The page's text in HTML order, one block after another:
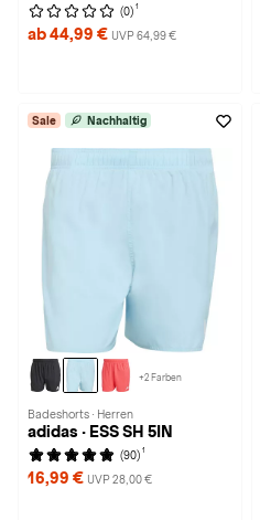
(0) 1
ab 44,99 € UVP 64,99 €
Sale Nachhaltig
+2 Farben
Badeshorts · Herren
adidas · ESS SH 5IN
(90) 1
16,99 € UVP 28,00 €